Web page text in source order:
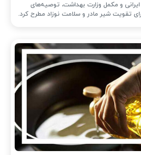
و مکمل وزارت بهداشت، توصیه‌های
تقویت شیر مادر و سلامت نوزاد مطرح کرد.